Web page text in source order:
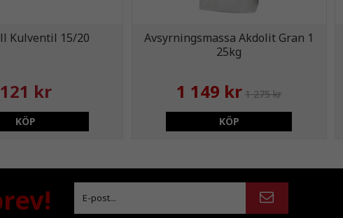
Kulventil 15/20
121 kr
KÖP
Avsyrningsmassa Akdolit Gran 1
25kg
1 149 kr 1 275 kr
KÖP